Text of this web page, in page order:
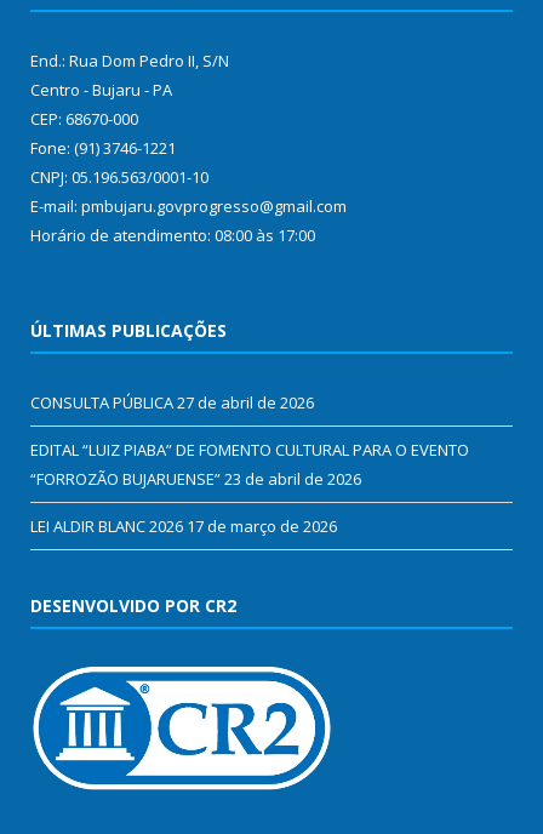
End.: Rua Dom Pedro II, S/N
Centro - Bujaru - PA
CEP: 68670-000
Fone: (91) 3746-1221
CNPJ: 05.196.563/0001-10
E-mail: pmbujaru.govprogresso@gmail.com
Horário de atendimento: 08:00 às 17:00
ÚLTIMAS PUBLICAÇÕES
CONSULTA PÚBLICA27 de abril de 2026
EDITAL “LUIZ PIABA” DE FOMENTO CULTURAL PARA O EVENTO
“FORROZÃO BUJARUENSE”23 de abril de 2026
LEI ALDIR BLANC 2026 17 de março de 2026
DESENVOLVIDO POR CR2